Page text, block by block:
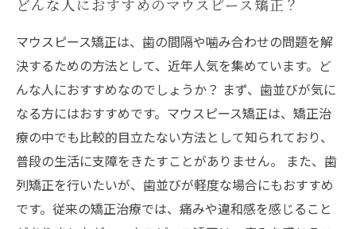
どんな人におすすめのマウスピース矯正？
マウスピース矯正は、歯の間隔や噛み合わせの問題を解
決するための方法として、近年人気を集めています。ど
んな人におすすめなのでしょうか？ まず、歯並びが気に
なる方にはおすすめです。マウスピース矯正は、矯正治
療の中でも比較的目立たない方法として知られており、
普段の生活に支障をきたすことがありません。 また、歯
列矯正を行いたいが、歯並びが軽度な場合にもおすすめ
です。従来の矯正治療では、痛みや違和感を感じること